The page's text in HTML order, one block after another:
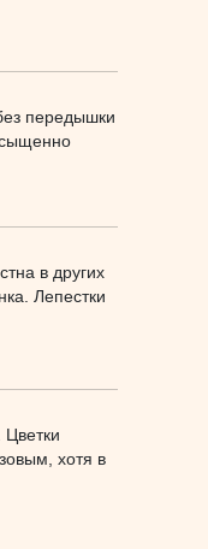
передышки
в других
Лепестки
хотя в